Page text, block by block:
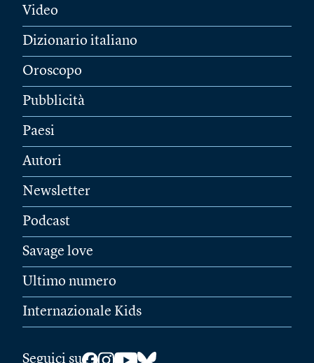
Video
Dizionario italiano
Oroscopo
Pubblicità
Paesi
Autori
Newsletter
Podcast
Savage love
Ultimo numero
Internazionale Kids
Seguici su